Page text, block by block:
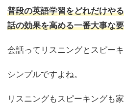
普段の英語学習をどれだけや
話の効果を高める一番大事な
会話ってリスニングとスピー
シンプルですよね。
リスニングもスピーキングも